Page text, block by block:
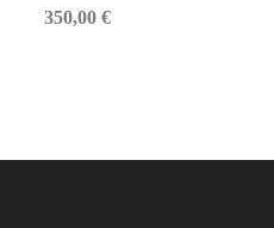
350,00€